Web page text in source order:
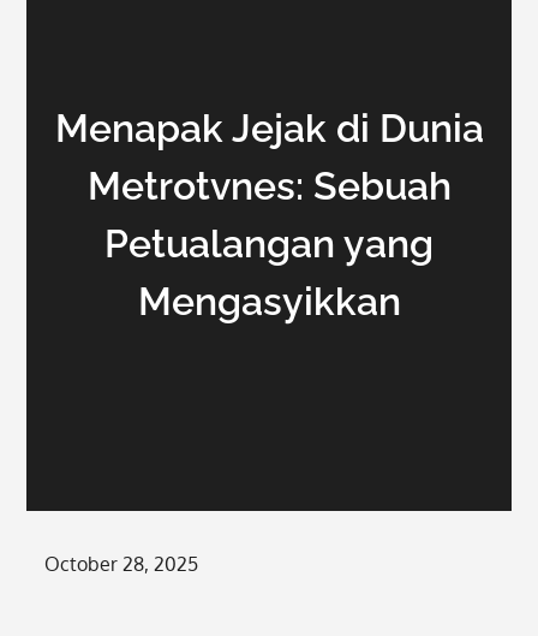
Menapak Jejak di Dunia
Metrotvnes: Sebuah
Petualangan yang
Mengasyikkan
Posted
October 28, 2025